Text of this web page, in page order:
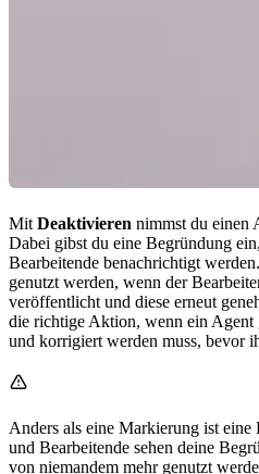
Mit Deaktivieren nimmst du einen
Dabei gibst du eine Begründung
Bearbeitende benachrichtigt
genutzt werden, wenn der
veröffentlicht und diese erneut
die richtige Aktion, wenn ein Agent
und korrigiert werden muss, bevor
Anders als eine Markierung ist
und Bearbeitende sehen deine
von niemandem mehr genutzt